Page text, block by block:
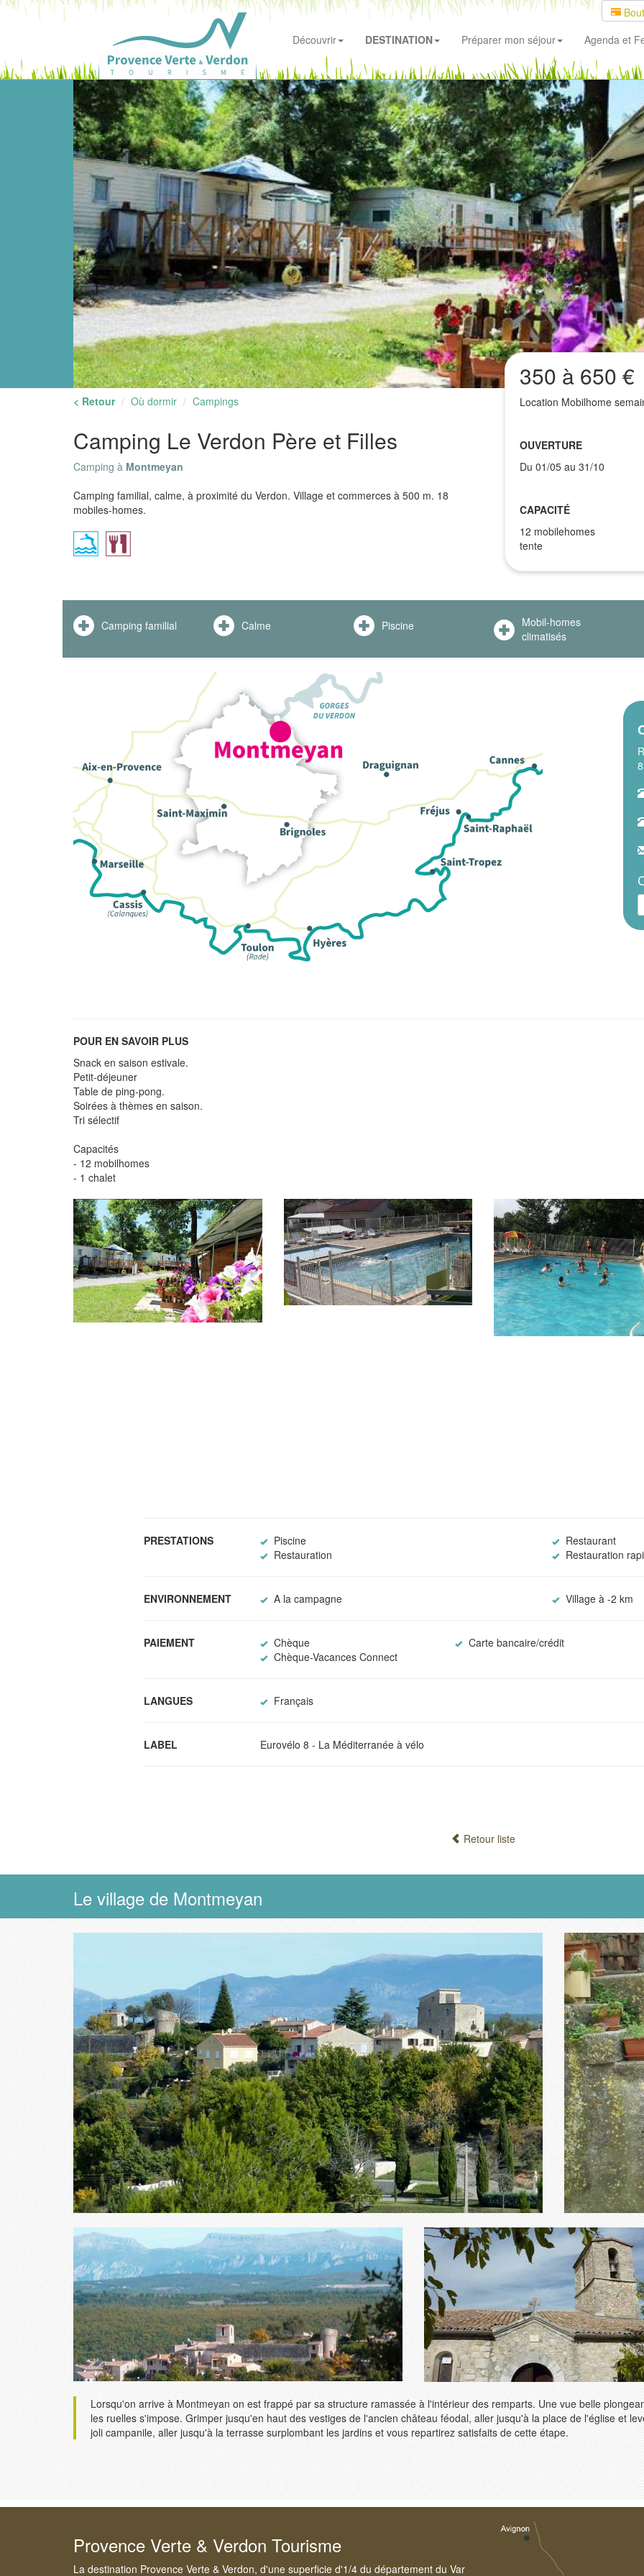
Découvrir
DESTINATION Préparer mon séjour Agenda et
< Retour Où dormir Campings
Camping Le Verdon Père et Filles
Camping à Montmeyan
Camping familial, calme, à proximité du Verdon. Village et commerces à 500 m. 18
mobiles-homes.
350 à 650 €
Location Mobilhome
OUVERTURE
Du 01/05 au 31/10
CAPACITÉ
12 mobilehomes
tente
Camping familial Calme Piscine
Mobil-homes
climatisés
POUR EN SAVOIR PLUS
Snack en saison estivale.
Petit-déjeuner
Table de ping-pong.
Soirées à thèmes en saison.
Tri sélectif
Capacités
- 12 mobilhomes
- 1 chalet
PRESTATIONS Piscine
Restaurant
Restauration
Restauration
ENVIRONNEMENT A la campagne Village à -2 km
PAIEMENT Chèque
Carte bancaire/crédit
Chèque-Vacances Connect
LANGUES Français
LABEL Eurovélo 8 - La Méditerranée à vélo
Retour liste
Le village de Montmeyan
Lorsqu'on arrive à Montmeyan on est frappé par sa structure ramassée à l'intérieur des remparts. Une vue belle
les ruelles s'impose. Grimper jusqu'en haut des vestiges de l'ancien château féodal, aller jusqu'à la place de l'église et
joli campanile, aller jusqu'à la terrasse surplombant les jardins et vous repartirez satisfaits de cette étape.
Provence Verte & Verdon Tourisme
La destination Provence Verte & Verdon, d'une superficie d'1/4 du département du Var